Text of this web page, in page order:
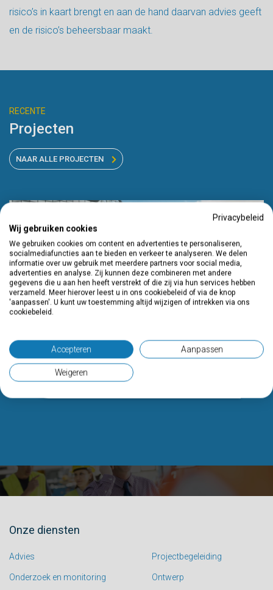
risico’s in kaart brengt en aan de hand daarvan advies geeft
en de risico’s beheersbaar maakt.
RECENTE
Projecten
NAAR ALLE PROJECTEN
Werkspoorkwartier Utrecht & BOOT
Onze diensten
Advies
Onderzoek en monitoring
Projectbegeleiding
Ontwerp
Privacybeleid
Wij gebruiken cookies
We gebruiken cookies om content en advertenties te personaliseren,
socialmediafuncties aan te bieden en verkeer te analyseren. We delen
informatie over uw gebruik met meerdere partners voor social media,
advertenties en analyse. Zij kunnen deze combineren met andere
gegevens die u aan hen heeft verstrekt of die zij via hun services hebben
verzameld. Meer hierover leest u in ons cookiebeleid of via de knop
'aanpassen'. U kunt uw toestemming altijd wijzigen of intrekken via ons
cookiebeleid.
Accepteren Aanpassen
Weigeren